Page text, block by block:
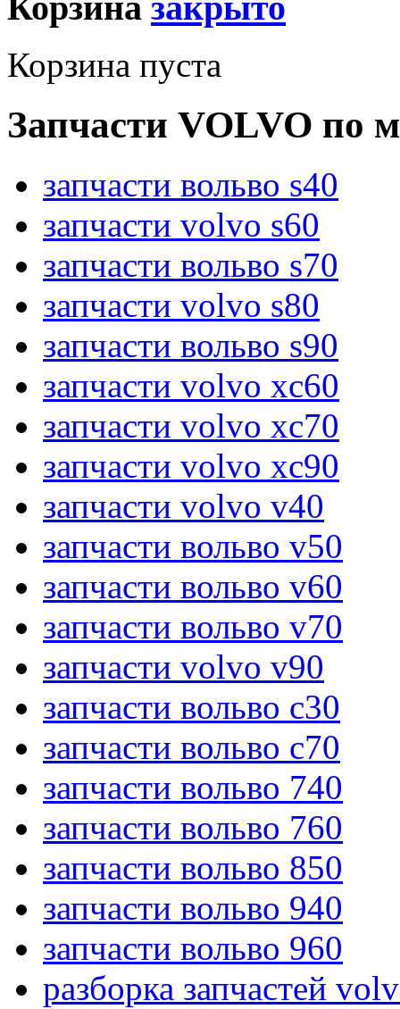
Корзина пуста
Запчасти VOLVO по
запчасти вольво s40
запчасти volvo s60
запчасти вольво s70
запчасти volvo s80
запчасти вольво s90
запчасти volvo xc60
запчасти volvo xc70
запчасти volvo xc90
запчасти volvo v40
запчасти вольво v50
запчасти вольво v60
запчасти вольво v70
запчасти volvo v90
запчасти вольво c30
запчасти вольво c70
запчасти вольво 740
запчасти вольво 760
запчасти вольво 850
запчасти вольво 940
запчасти вольво 960
разборка запчастей